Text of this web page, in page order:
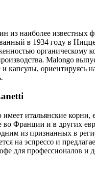
из наиболее известных
в 1934 году в
органическому
Malongo
капсулы, ориентируясь
имеет итальянские корни,
во Франции и в других
из признанных в
на эспрессо и
для профессионалов и